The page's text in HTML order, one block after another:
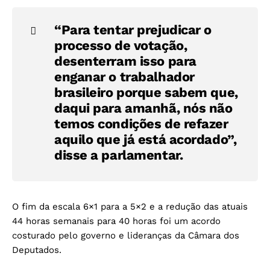
“Para tentar prejudicar o
processo de votação,
desenterram isso para
enganar o trabalhador
brasileiro porque sabem que,
daqui para amanhã, nós não
temos condições de refazer
aquilo que já está acordado”,
disse a parlamentar.
O fim da escala 6×1 para a 5×2 e a redução das atuais
44 horas semanais para 40 horas foi um acordo
costurado pelo governo e lideranças da Câmara dos
Deputados.